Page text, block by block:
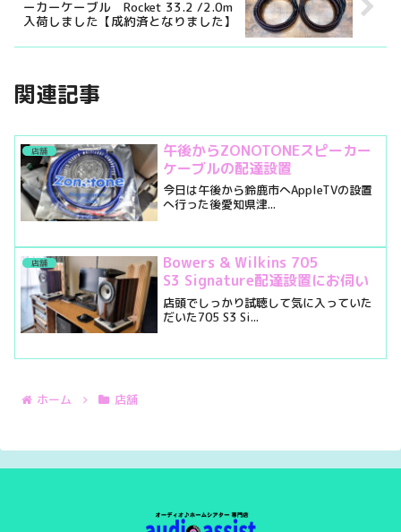
ーカーケーブル Rocket 33.2 /2.0m
入荷しました【成約済となりました】
関連記事
店舗
午後からZONOTONEスピーカー
ケーブルの配達設置
今日は午後から鈴鹿市へAppleTVの設置
へ行った後愛知県津...
店舗
Bowers & Wilkins 705
S3 Signature配達設置にお伺い
店頭でしっかり試聴して気に入っていた
だいた705 S3 Si...
ホーム 店舗